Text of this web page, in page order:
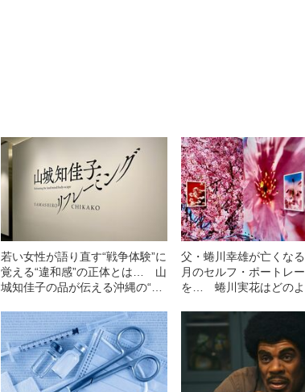
若い女性が語り直す“戦争体験”に
覚える“違和感”の正体とは… 山
城知佳子の品が伝える沖縄の“リ
父・蜷川幸雄が亡くな
月のセルフ・ポートレ
を… 蜷川実花はどのよ